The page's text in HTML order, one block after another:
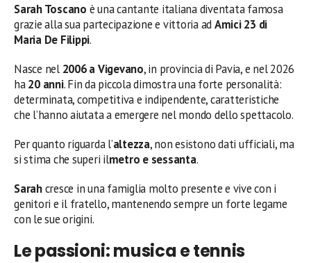
Sarah Toscano è una cantante italiana diventata famosa
grazie alla sua partecipazione e vittoria adAmici 23 di
Maria De Filippi.
Nasce nel 2006 a Vigevano, in provincia di Pavia, e nel 2026
ha20 anni. Fin da piccola dimostra una forte personalità:
determinata, competitiva e indipendente, caratteristiche
che l’hanno aiutata a emergere nel mondo dello spettacolo.
Per quanto riguarda l’altezza, non esistono dati ufficiali, ma
si stima che superi ilmetro e sessanta.
Sarahcresce in una famiglia molto presente e vive con i
genitori e il fratello, mantenendo sempre un forte legame
con le sue origini.
Le passioni: musica e tennis